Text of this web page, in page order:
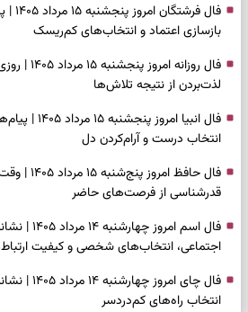
فال
بازسازی اعتماد و انتخاب‌های کم‌ریسک
فال
لذت‌بردن از نتیجه تلاش‌ها
فال انبیا
انتخاب درست و آرام‌کردن دل
فال حافظ
قدرشناسی از فرصت‌های حاضر
فال اسم
اجتماعی، انتخاب‌های شخصی و کیفیت
فال چای
انتخاب راه‌های کم‌دردسر